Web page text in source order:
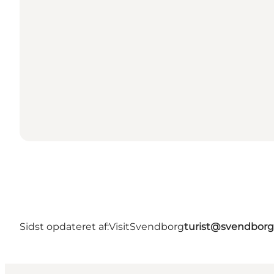
Sidst opdateret af:VisitSvendborg